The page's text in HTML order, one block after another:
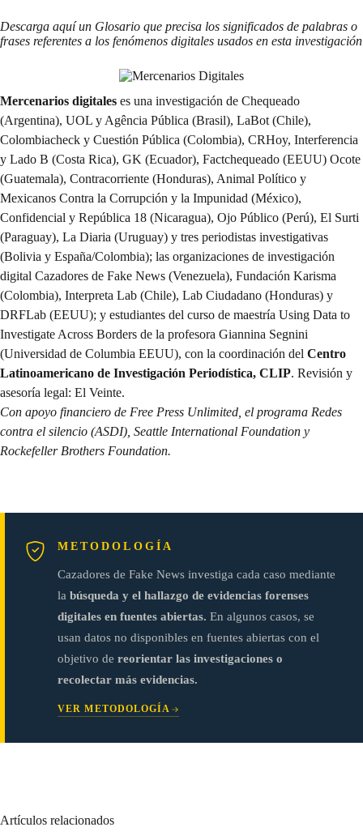
Descarga aquíun Glosario que precisa los significados de palabras o
frases referentes a los fenómenos digitales usados en esta investigación
Mercenarios digitales es una investigación de Chequeado
(Argentina), UOL y Agência Pública (Brasil), LaBot (Chile),
Colombiacheck y Cuestión Pública (Colombia), CRHoy, Interferencia
y Lado B (Costa Rica), GK (Ecuador), Factchequeado (EEUU) Ocote
(Guatemala), Contracorriente (Honduras), Animal Político y
Mexicanos Contra la Corrupción y la Impunidad (México),
Confidencial y República 18 (Nicaragua), Ojo Público (Perú), El Surti
(Paraguay), La Diaria (Uruguay) y tres periodistas investigativas
(Bolivia y España/Colombia); las organizaciones de investigación
digital Cazadores de Fake News (Venezuela), Fundación Karisma
(Colombia), Interpreta Lab (Chile), Lab Ciudadano (Honduras) y
DRFLab (EEUU); y estudiantes del curso de maestría Using Data to
Investigate Across Borders de la profesora Giannina Segnini
(Universidad de Columbia EEUU), con la coordinación del Centro
Latinoamericano de Investigación Periodística, CLIP. Revisión y
asesoría legal: El Veinte.
Con apoyo financiero de Free Press Unlimited, el programa Redes
contra el silencio (ASDI), Seattle International Foundation y
Rockefeller Brothers Foundation.
METODOLOGÍA
Cazadores de Fake News investiga cada caso mediante
la búsqueda y el hallazgo de evidencias forenses
digitales en fuentes abiertas. En algunos casos, se
usan datos no disponibles en fuentes abiertas con el
objetivo de reorientar las investigaciones o
recolectar más evidencias.
VER METODOLOGÍA
Artículos relacionados